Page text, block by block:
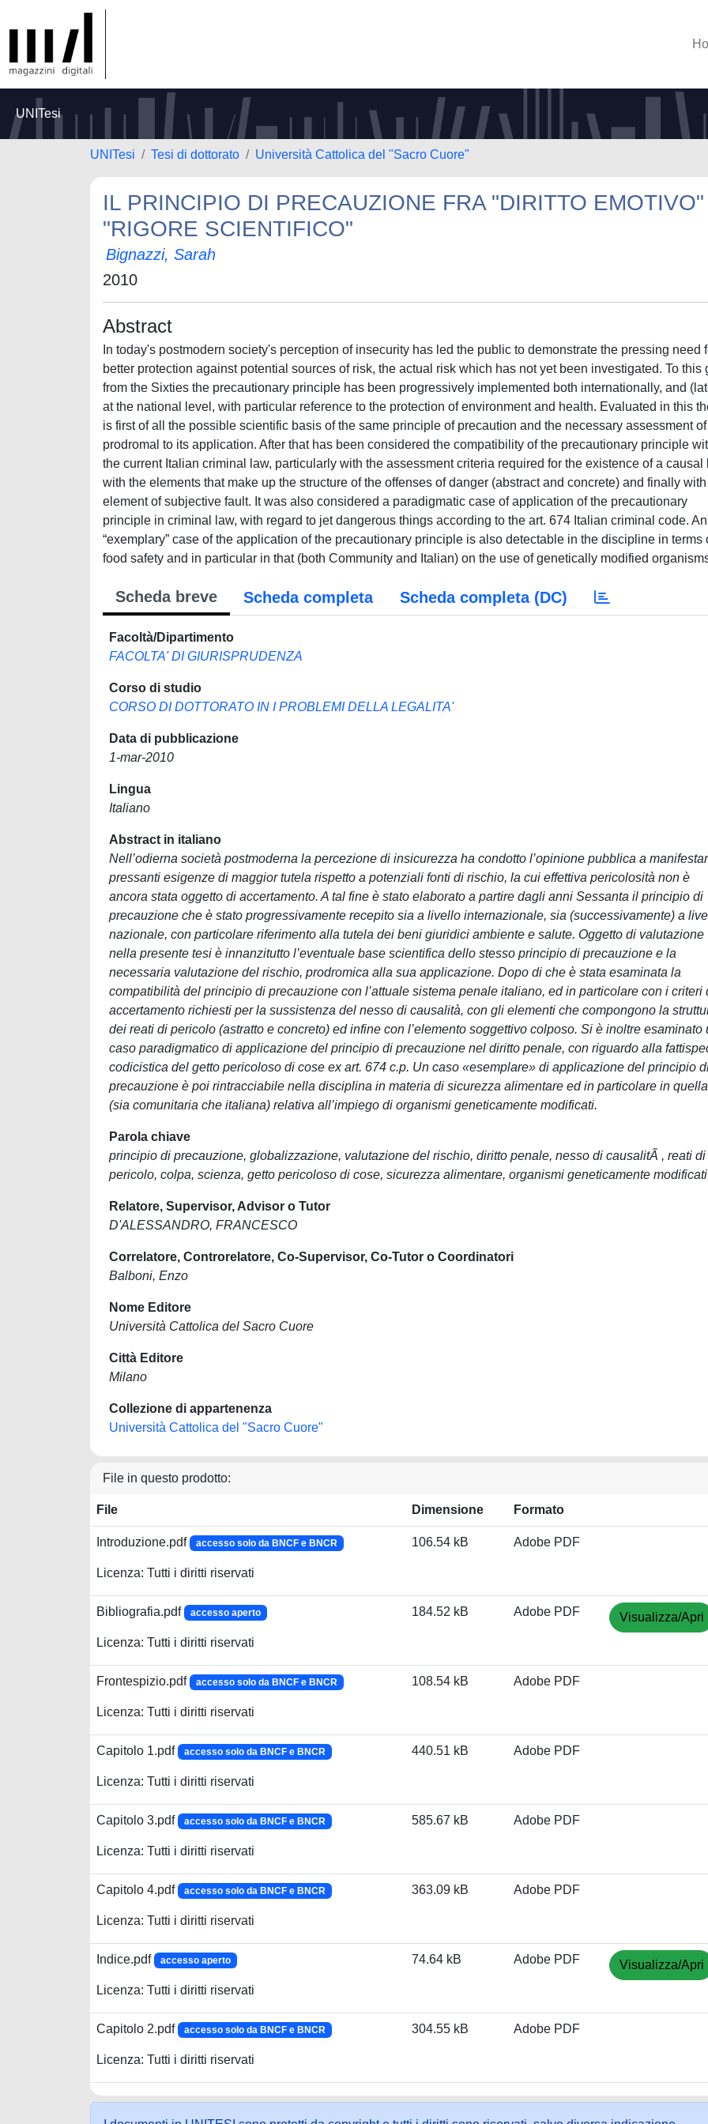
UNITesi
UNITesi Tesi di dottorato Università Cattolica del "Sacro Cuore"
IL PRINCIPIO DI PRECAUZIONE FRA "DIRITTO
"RIGORE SCIENTIFICO"
Bignazzi, Sarah
2010
Abstract
In today's postmodern society's perception of insecurity has led the public to demonstrate the pressing need
better protection against potential sources of risk, the actual risk which has not yet been investigated. To this
from the Sixties the precautionary principle has been progressively implemented both internationally, and
at the national level, with particular reference to the protection of environment and health. Evaluated in this
is first of all the possible scientific basis of the same principle of precaution and the necessary assessment
prodromal to its application. After that has been considered the compatibility of the precautionary principle
the current Italian criminal law, particularly with the assessment criteria required for the existence of a causal
with the elements that make up the structure of the offenses of danger (abstract and concrete) and finally
element of subjective fault. It was also considered a paradigmatic case of application of the precautionary
principle in criminal law, with regard to jet dangerous things according to the art. 674 Italian criminal code. An
“exemplary” case of the application of the precautionary principle is also detectable in the discipline in terms
food safety and in particular in that (both Community and Italian) on the use of genetically modified
Scheda breve Scheda completa Scheda completa (DC)
Facoltà/Dipartimento
FACOLTA' DI GIURISPRUDENZA
Corso di studio
CORSO DI DOTTORATO IN I PROBLEMI DELLA LEGALITA'
Data di pubblicazione
1-mar-2010
Lingua
Italiano
Abstract in italiano
Nell’odierna società postmoderna la percezione di insicurezza ha condotto l’opinione pubblica a
pressanti esigenze di maggior tutela rispetto a potenziali fonti di rischio, la cui effettiva pericolosità non è
ancora stata oggetto di accertamento. A tal fine è stato elaborato a partire dagli anni Sessanta il principio di
precauzione che è stato progressivamente recepito sia a livello internazionale, sia (successivamente) a
nazionale, con particolare riferimento alla tutela dei beni giuridici ambiente e salute. Oggetto di valutazione
nella presente tesi è innanzitutto l’eventuale base scientifica dello stesso principio di precauzione e la
necessaria valutazione del rischio, prodromica alla sua applicazione. Dopo di che è stata esaminata la
compatibilità del principio di precauzione con l’attuale sistema penale italiano, ed in particolare con i criteri
accertamento richiesti per la sussistenza del nesso di causalità, con gli elementi che compongono la
dei reati di pericolo (astratto e concreto) ed infine con l’elemento soggettivo colposo. Si è inoltre esaminato
caso paradigmatico di applicazione del principio di precauzione nel diritto penale, con riguardo alla
codicistica del getto pericoloso di cose ex art. 674 c.p. Un caso «esemplare» di applicazione del principio
precauzione è poi rintracciabile nella disciplina in materia di sicurezza alimentare ed in particolare in quella
(sia comunitaria che italiana) relativa all’impiego di organismi geneticamente modificati.
Parola chiave
principio di precauzione, globalizzazione, valutazione del rischio, diritto penale, nesso di causalitÃ , reati di
pericolo, colpa, scienza, getto pericoloso di cose, sicurezza alimentare, organismi geneticamente modificati
Relatore, Supervisor, Advisor o Tutor
D'ALESSANDRO, FRANCESCO
Correlatore, Controrelatore, Co-Supervisor, Co-Tutor o Coordinatori
Balboni, Enzo
Nome Editore
Università Cattolica del Sacro Cuore
Città Editore
Milano
Collezione di appartenenza
Università Cattolica del "Sacro Cuore"
File in questo prodotto:
File Dimensione Formato
Introduzione.pdf accesso solo da BNCF e BNCR
Licenza: Tutti i diritti riservati
106.54 kB Adobe PDF
Bibliografia.pdf accesso aperto
Licenza: Tutti i diritti riservati
184.52 kB Adobe PDF Visualizza/Apri
Frontespizio.pdf accesso solo da BNCF e BNCR
Licenza: Tutti i diritti riservati
108.54 kB Adobe PDF
Capitolo 1.pdf accesso solo da BNCF e BNCR
Licenza: Tutti i diritti riservati
440.51 kB Adobe PDF
Capitolo 3.pdf accesso solo da BNCF e BNCR
Licenza: Tutti i diritti riservati
585.67 kB Adobe PDF
Capitolo 4.pdf accesso solo da BNCF e BNCR
Licenza: Tutti i diritti riservati
363.09 kB Adobe PDF
Indice.pdf accesso aperto
Licenza: Tutti i diritti riservati
74.64 kB Adobe PDF Visualizza/Apri
Capitolo 2.pdf accesso solo da BNCF e BNCR
Licenza: Tutti i diritti riservati
304.55 kB Adobe PDF